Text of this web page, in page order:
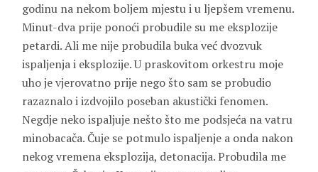
godinu na nekom boljem mjestu i u ljepšem vremenu.
Minut-dva prije ponoći probudile su me eksplozije
petardi. Ali me nije probudila buka već dvozvuk
ispaljenja i eksplozije. U praskovitom orkestru moje
uho je vjerovatno prije nego što sam se probudio
razaznalo i izdvojilo poseban akustički fenomen.
Negdje neko ispaljuje nešto što me podsjeća na vatru
minobacača. Čuje se potmulo ispaljenje a onda nakon
nekog vremena eksplozija, detonacija. Probudila me